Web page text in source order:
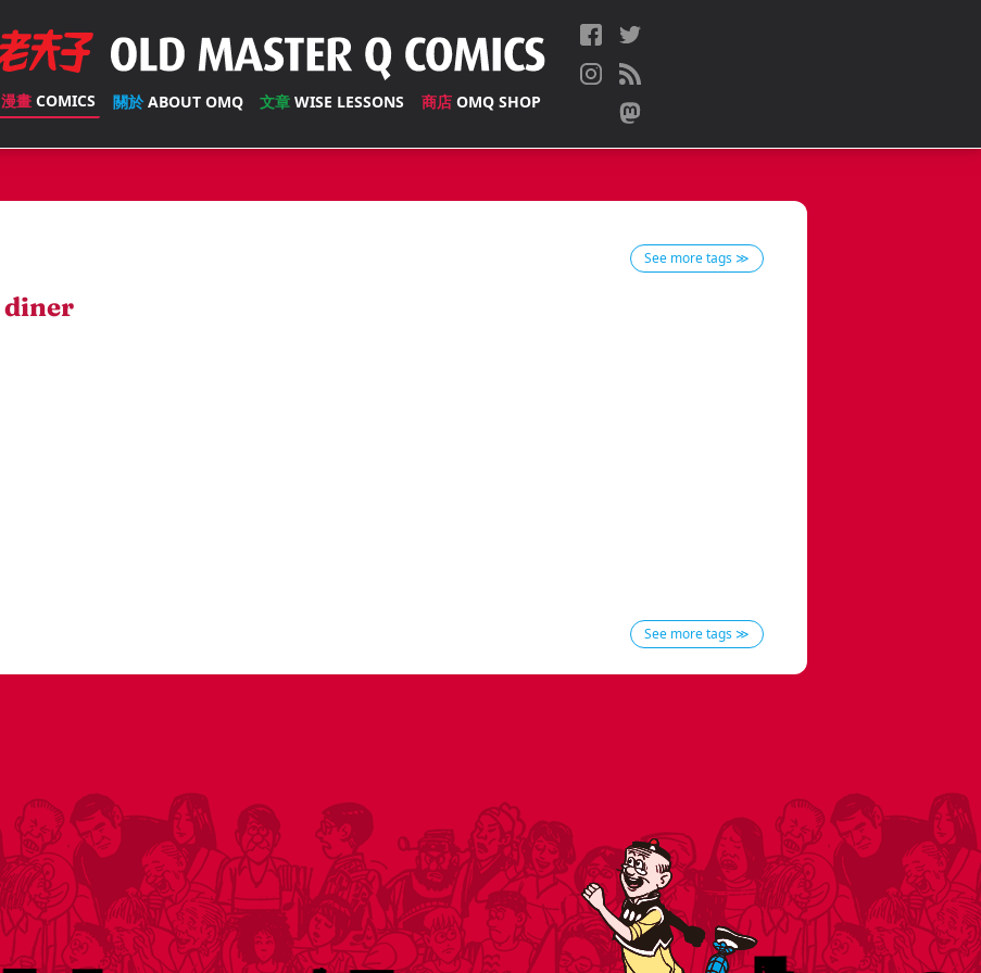
漫畫COMICS 關於ABOUT OMQ 文章WISE LESSONS 商店 OMQ SHOP
See more tags ≫
diner
See more tags ≫